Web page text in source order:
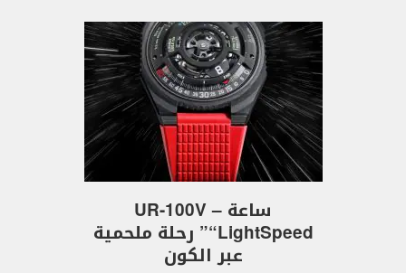
ساعة UR-100V –
“LightSpeed” رحلة ملحمية
عبر الكون